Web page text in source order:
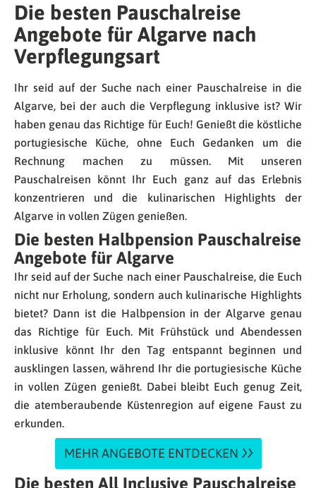
Die besten Pauschalreise
Angebote für Algarve nach
Verpflegungsart
Ihr seid auf der Suche nach einer Pauschalreise in die
Algarve, bei der auch die Verpflegung inklusive ist? Wir
haben genau das Richtige für Euch! Genießt die köstliche
portugiesische Küche, ohne Euch Gedanken um die
Rechnung machen zu müssen. Mit unseren
Pauschalreisen könnt Ihr Euch ganz auf das Erlebnis
konzentrieren und die kulinarischen Highlights der
Algarve in vollen Zügen genießen.
Die besten Halbpension Pauschalreise
Angebote für Algarve
Ihr seid auf der Suche nach einer Pauschalreise, die Euch
nicht nur Erholung, sondern auch kulinarische Highlights
bietet? Dann ist die Halbpension in der Algarve genau
das Richtige für Euch. Mit Frühstück und Abendessen
inklusive könnt Ihr den Tag entspannt beginnen und
ausklingen lassen, während Ihr die portugiesische Küche
in vollen Zügen genießt. Dabei bleibt Euch genug Zeit,
die atemberaubende Küstenregion auf eigene Faust zu
erkunden.
MEHR ANGEBOTE ENTDECKEN
Die besten All Inclusive Pauschalreise